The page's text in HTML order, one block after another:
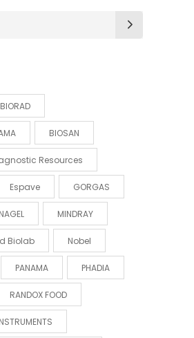
BIORAD
BIOSAN
Resources
Espave GORGAS
MINDRAY
Biolab Nobel
PANAMA PHADIA
RANDOX FOOD